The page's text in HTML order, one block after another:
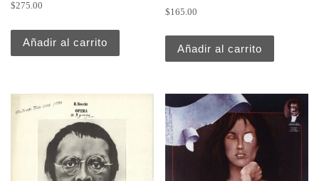
$275.00
Añadir al carrito
$165.00
Añadir al carrito